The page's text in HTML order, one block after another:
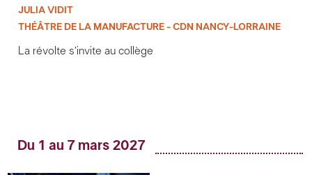
JULIA VIDIT
THÉÂTRE DE LA MANUFACTURE - CDN NANCY-LORRAINE
La révolte s’invite au collège
Du 1 au 7 mars 2027